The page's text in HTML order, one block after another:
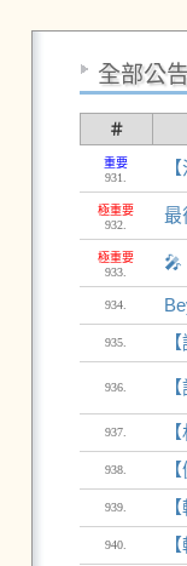
全部公
＃
重要
931.
極重要
932.
最
極重要
933.
🎤
934.
935.
936.
937.
938.
939.
940.